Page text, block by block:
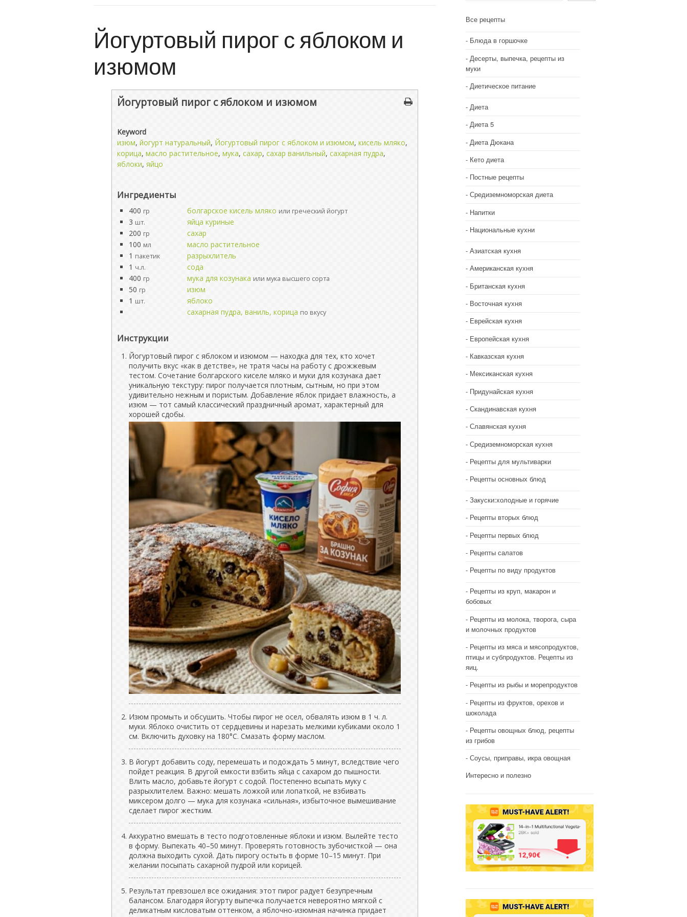
Йогуртовый пирог с яблоком и
изюмом
Йогуртовый пирог с яблоком и изюмом
Keyword
изюм, йогурт натуральный, Йогуртовый пирог с яблоком и изюмом, кисель мляко,
корица, масло растительное, мука, сахар, сахар ванильный, сахарная пудра,
яблоки, яйцо
Ингредиенты
400 гр болгарское кисель мляко или греческий йогурт
3 шт.
яйца куриные
200 гр
сахар
100 мл
масло растительное
1 пакетик
разрыхлитель
1 ч.л.
сода
400 гр мука для козунака или мука высшего сорта
50 гр
изюм
1 шт.
яблоко
сахарная пудра, ваниль, корица по вкусу
Инструкции
Йогуртовый пирог с яблоком и изюмом — находка для тех, кто хочет
получить вкус «как в детстве», не тратя часы на работу с дрожжевым
тестом. Сочетание болгарского киселе мляко и муки для козунака дает
уникальную текстуру: пирог получается плотным, сытным, но при этом
удивительно нежным и пористым. Добавление яблок придает влажность, а
изюм — тот самый классический праздничный аромат, характерный для
хорошей сдобы.
Изюм промыть и обсушить. Чтобы пирог не осел, обвалять изюм в 1 ч. л.
муки. Яблоко очистить от сердцевины и нарезать мелкими кубиками около 1
см. Включить духовку на 180°C. Смазать форму маслом.
В йогурт добавить соду, перемешать и подождать 5 минут, вследствие чего
пойдет реакция. В другой емкости взбить яйца с сахаром до пышности.
Влить масло, добавьте йогурт с содой. Постепенно всыпать муку с
разрыхлителем. Важно: мешать ложкой или лопаткой, не взбивать
миксером долго — мука для козунака «сильная», избыточное вымешивание
сделает пирог жестким.
Аккуратно вмешать в тесто подготовленные яблоки и изюм. Вылейте тесто
в форму. Выпекать 40–50 минут. Проверять готовность зубочисткой — она
должна выходить сухой. Дать пирогу остыть в форме 10–15 минут. При
желании посыпать сахарной пудрой или корицей.
Результат превзошел все ожидания: этот пирог радует безупречным
балансом. Благодаря йогурту выпечка получается невероятно мягкой с
деликатным кисловатым оттенком, а яблочно-изюмная начинка придает
Все рецепты
Блюда в горшочке
Десерты, выпечка, рецепты из
муки
Диетическое питание
Диета
Диета 5
Диета Дюкана
Кето диета
Постные рецепты
Средиземноморская диета
Напитки
Национальные кухни
Азиатская кухня
Американская кухня
Британская кухня
Восточная кухня
Еврейская кухня
Европейская кухня
Кавказская кухня
Мексиканская кухня
Придунайская кухня
Скандинавская кухня
Славянская кухня
Средиземноморская кухня
Рецепты для мультиварки
Рецепты основных блюд
Закуски:холодные и горячие
Рецепты вторых блюд
Рецепты первых блюд
Рецепты салатов
Рецепты по виду продуктов
Рецепты из круп, макарон и
бобовых
Рецепты из молока, творога, сыра
и молочных продуктов
Рецепты из мяса и мясопродуктов,
птицы и субпродуктов. Рецепты из
яиц.
Рецепты из рыбы и морепродуктов
Рецепты из фруктов, орехов и
шоколада
Рецепты овощных блюд, рецепты
из грибов
Соусы, приправы, икра овощная
Интересно и полезно